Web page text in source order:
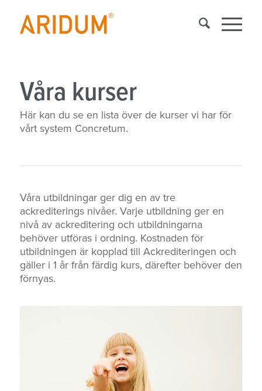
Våra kurser
Här kan du se en lista över de kurser vi har för
vårt system Concretum.
Våra utbildningar ger dig en av tre
ackrediterings nivåer. Varje utbildning ger en
nivå av ackreditering och utbildningarna
behöver utföras i ordning. Kostnaden för
utbildningen är kopplad till Ackrediteringen och
gäller i 1 år från färdig kurs, därefter behöver den
förnyas.